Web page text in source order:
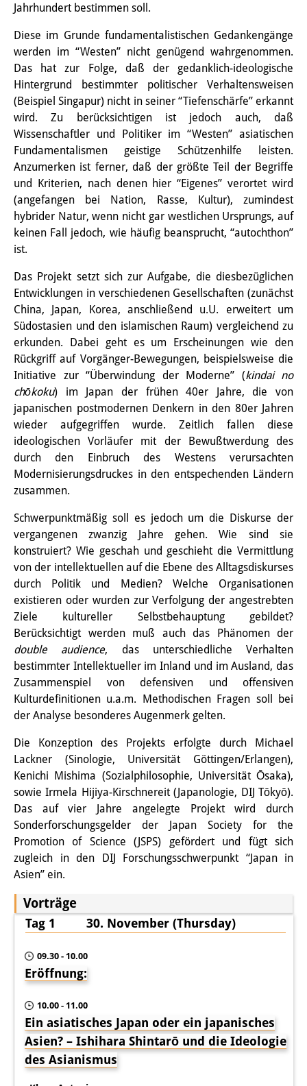
Veranstaltungsübersicht
DIJ Forum
DIJ Study Group
Thematische Vortragsreihen
Symposien und Konferenzen
Workshops
Sonstige Veranstaltungen
Publikationen
Publikationsübersicht
Contemporary Japan
DIJ Monographienreihe
DIJ Working Papers
DIJ Newsletter
DIJ Videos
Miscellanea
Podcasts
Frühere Publikationsreihen
Die Bibliothek ist für die
Öffentlichkeit zugänglich.
Bitte melden Sie sich vorher an.
Information
Katalog
Bandō-Sammlung
Dreisprachiges Glossar der
Demographie
Universitäre Sondersammlungen in
Japan
Join us!
Wissenschaftliche MitarbeiterInnen
Stipendienprogramm für
Promovierende
GastwissenschaftlerInnen-
Programm
Praktikum
Kontakt
Anfahrt
Medienkontakt
Jahrhundert bestimmen soll.
Diese im Grunde fundamentalistischen Gedankengänge
werden im “Westen” nicht genügend wahrgenommen.
Das hat zur Folge, daß der gedanklich-ideologische
Hintergrund bestimmter politischer Verhaltensweisen
(Beispiel Singapur) nicht in seiner “Tiefenschärfe” erkannt
wird. Zu berücksichtigen ist jedoch auch, daß
Wissenschaftler und Politiker im “Westen” asiatischen
Fundamentalismen geistige Schützenhilfe leisten.
Anzumerken ist ferner, daß der größte Teil der Begriffe
und Kriterien, nach denen hier “Eigenes” verortet wird
(angefangen bei Nation, Rasse, Kultur), zumindest
hybrider Natur, wenn nicht gar westlichen Ursprungs, auf
keinen Fall jedoch, wie häufig beansprucht, “autochthon”
ist.
Das Projekt setzt sich zur Aufgabe, die diesbezüglichen
Entwicklungen in verschiedenen Gesellschaften (zunächst
China, Japan, Korea, anschließend u.U. erweitert um
Südostasien und den islamischen Raum) vergleichend zu
erkunden. Dabei geht es um Erscheinungen wie den
Rückgriff auf Vorgänger-Bewegungen, beispielsweise die
Initiative zur “Überwindung der Moderne” (kindai no
chōkoku) im Japan der frühen 40er Jahre, die von
japanischen postmodernen Denkern in den 80er Jahren
wieder aufgegriffen wurde. Zeitlich fallen diese
ideologischen Vorläufer mit der Bewußtwerdung des
durch den Einbruch des Westens verursachten
Modernisierungsdruckes in den entspechenden Ländern
zusammen.
Schwerpunktmäßig soll es jedoch um die Diskurse der
vergangenen zwanzig Jahre gehen. Wie sind sie
konstruiert? Wie geschah und geschieht die Vermittlung
von der intellektuellen auf die Ebene des Alltagsdiskurses
durch Politik und Medien? Welche Organisationen
existieren oder wurden zur Verfolgung der angestrebten
Ziele kultureller Selbstbehauptung gebildet?
Berücksichtigt werden muß auch das Phänomen der
double audience, das unterschiedliche Verhalten
bestimmter Intellektueller im Inland und im Ausland, das
Zusammenspiel von defensiven und offensiven
Kulturdefinitionen u.a.m. Methodischen Fragen soll bei
der Analyse besonderes Augenmerk gelten.
Die Konzeption des Projekts erfolgte durch Michael
Lackner (Sinologie, Universität Göttingen/Erlangen),
Kenichi Mishima (Sozialphilosophie, Universität Ōsaka),
sowie Irmela Hijiya-Kirschnereit (Japanologie, DIJ Tōkyō).
Das auf vier Jahre angelegte Projekt wird durch
Sonderforschungsgelder der Japan Society for the
Promotion of Science (JSPS) gefördert und fügt sich
zugleich in den DIJ Forschungsschwerpunkt “Japan in
Asien” ein.
Vorträge
Tag 1 30. November (Thursday)
09.30 - 10.00
Eröffnung:
10.00 - 11.00
Ein asiatisches Japan oder ein japanisches
Asien? – Ishihara Shintarō und die Ideologie
des Asianismus